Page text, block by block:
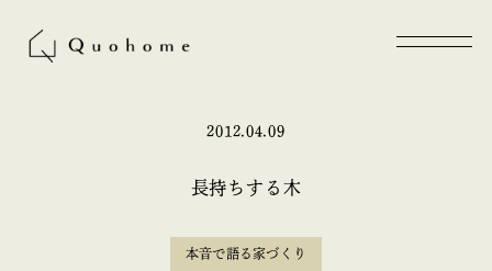
2012.04.09
長持ちする木
本音で語る家づくり